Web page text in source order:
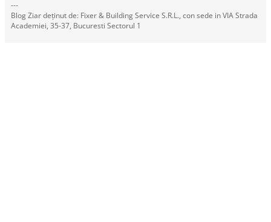
---
Blog Ziar deținut de: Fixer & Building Service S.R.L., con sede in VIA Strada
Academiei, 35-37, Bucuresti Sectorul 1